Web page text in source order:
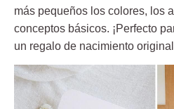
más pequeños los colores, los
conceptos básicos. ¡Perfecto
un regalo de nacimiento